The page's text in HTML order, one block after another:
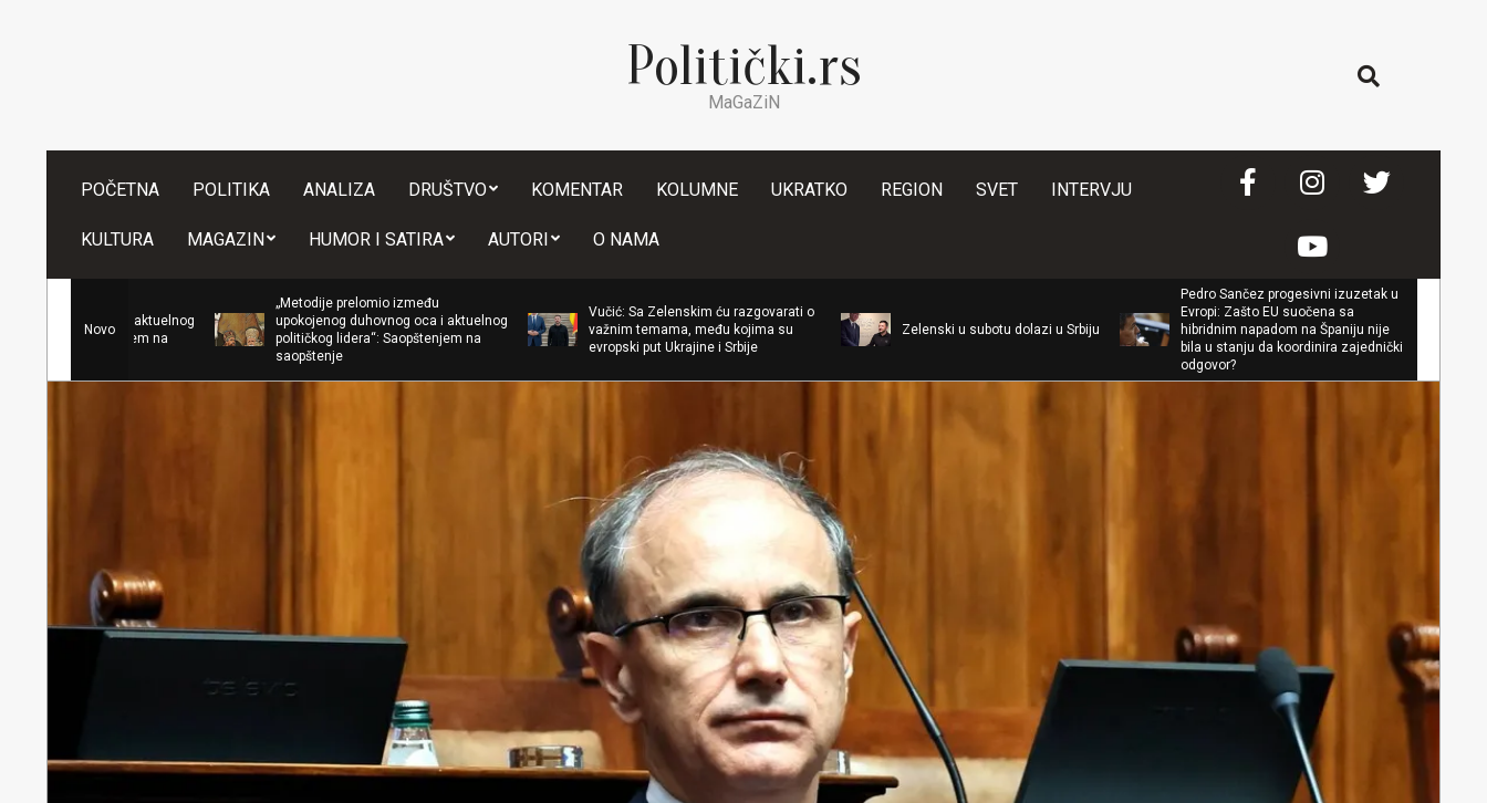
Politički.rs
MaGaZiN
POČETNA POLITIKA ANALIZA DRUŠTVO KOMENTAR KOLUMNE UKRATKO REGION SVET INTERVJU
KULTURA MAGAZIN HUMOR I SATIRA AUTORI O NAMA
Novo
„Metodije prelomio između
upokojenog duhovnog oca i aktuelnog
političkog lidera“: Saopštenjem na
Vučić: Sa Zelenskim ću razgovarati o
važnim temama, među kojima su
evropski put Ukrajine i Srbije
Zelenski u subotu dolazi u Srbiju
Pedro Sančez progesivni izuzetak u
Evropi: Zašto EU suočena sa
hibridnim napadom na Španiju nije
bila u stanju da koordinira zajednički
povuku jasne